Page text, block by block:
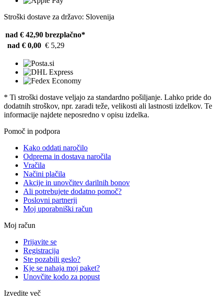
Stroški dostave za državo: Slovenija
nad € 42,90 brezplačno*
nad € 0,00 € 5,29
* Ti stroški dostave veljajo za standardno pošiljanje. Lahko pride do
dodatnih stroškov, npr. zaradi teže, velikosti ali lastnosti izdelkov. Te
informacije najdete neposredno v opisu izdelka.
Pomoč in podpora
Kako oddati naročilo
Odprema in dostava naročila
Vračila
Načini plačila
Akcije in unovčitev darilnih bonov
Ali potrebujete dodatno pomoč?
Poslovni partnerji
Moj uporabniški račun
Moj račun
Prijavite se
Registracija
Ste pozabili geslo?
Kje se nahaja moj paket?
Unovčite kodo za popust
Izvedite več